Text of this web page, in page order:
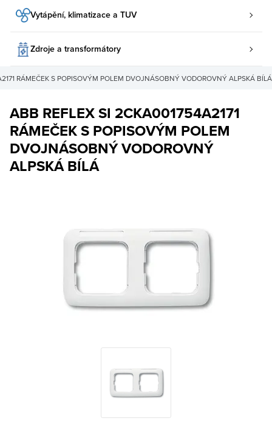
Vytápění, klimatizace a TUV
Zdroje a transformátory
RÁMEČEK S POPISOVÝM POLEM DVOJNÁSOBNÝ VODOROVNÝ ALPSKÁ BÍLÁ
ABB REFLEX SI 2CKA001754A2171
RÁMEČEK S POPISOVÝM POLEM
DVOJNÁSOBNÝ VODOROVNÝ
ALPSKÁ BÍLÁ